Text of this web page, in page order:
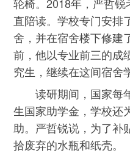
直陪读。学校专门安排
舍，并在宿舍楼下修建
前，他以专业前三的成
究生，继续在这间宿舍
读研期间，国家每
生国家助学金，学校还
助。严哲锐说，为了补
拾废弃的水瓶和纸壳。